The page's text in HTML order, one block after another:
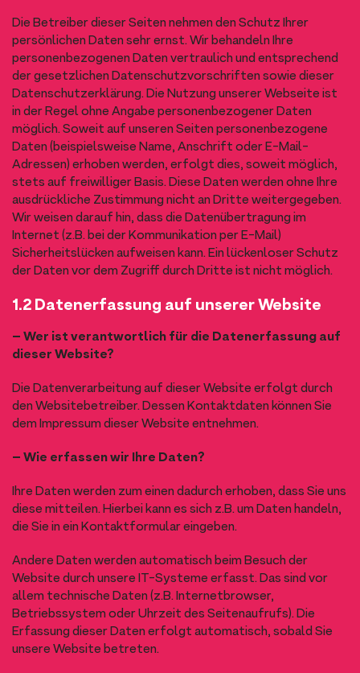
Die Betreiber dieser Seiten nehmen den Schutz Ihrer
persönlichen Daten sehr ernst. Wir behandeln Ihre
personenbezogenen Daten vertraulich und entsprechend
der gesetzlichen Datenschutzvorschriften sowie dieser
Datenschutzerklärung. Die Nutzung unserer Webseite ist
in der Regel ohne Angabe personenbezogener Daten
möglich. Soweit auf unseren Seiten personenbezogene
Daten (beispielsweise Name, Anschrift oder E-Mail-
Adressen) erhoben werden, erfolgt dies, soweit möglich,
stets auf freiwilliger Basis. Diese Daten werden ohne Ihre
ausdrückliche Zustimmung nicht an Dritte weitergegeben.
Wir weisen darauf hin, dass die Datenübertragung im
Internet (z.B. bei der Kommunikation per E-Mail)
Sicherheitslücken aufweisen kann. Ein lückenloser Schutz
der Daten vor dem Zugriff durch Dritte ist nicht möglich.
1.2 Datenerfassung auf unserer Website
– Wer ist verantwortlich für die Datenerfassung auf
dieser Website?
Die Datenverarbeitung auf dieser Website erfolgt durch
den Websitebetreiber. Dessen Kontaktdaten können Sie
dem Impressum dieser Website entnehmen.
– Wie erfassen wir Ihre Daten?
Ihre Daten werden zum einen dadurch erhoben, dass Sie uns
diese mitteilen. Hierbei kann es sich z.B. um Daten handeln,
die Sie in ein Kontaktformular eingeben.
Andere Daten werden automatisch beim Besuch der
Website durch unsere IT-Systeme erfasst. Das sind vor
allem technische Daten (z.B. Internetbrowser,
Betriebssystem oder Uhrzeit des Seitenaufrufs). Die
Erfassung dieser Daten erfolgt automatisch, sobald Sie
unsere Website betreten.